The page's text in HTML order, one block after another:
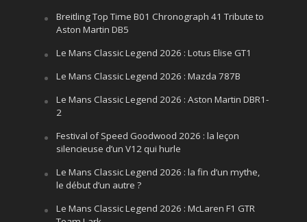
Breitling Top Time B01 Chronograph 41 Tribute to
Aston Martin DB5
Le Mans Classic Legend 2026 : Lotus Elise GT1
Le Mans Classic Legend 2026 : Mazda 787B
Le Mans Classic Legend 2026 : Aston Martin DBR1-
2
Festival of Speed Goodwood 2026 : la leçon
silencieuse d’un V12 qui hurle
Le Mans Classic Legend 2026 : la fin d’un mythe,
le début d’un autre ?
Le Mans Classic Legend 2026 : McLaren F1 GTR